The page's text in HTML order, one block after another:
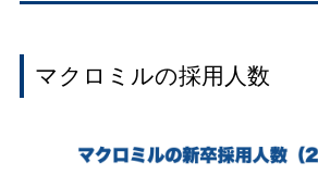
マクロミルの採用人数